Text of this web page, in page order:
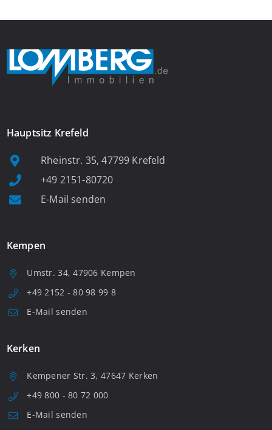
Hauptsitz Krefeld
Rheinstr. 35, 47799 Krefeld
+49 2151-80720
E-Mail senden
Kempen
Umstr. 34, 47906 Kempen
+49 2152 - 80 98 99 8
E-Mail senden
Kerken
Kempener Str. 3, 47647 Kerken
+49 800 - 80 72 000
E-Mail senden